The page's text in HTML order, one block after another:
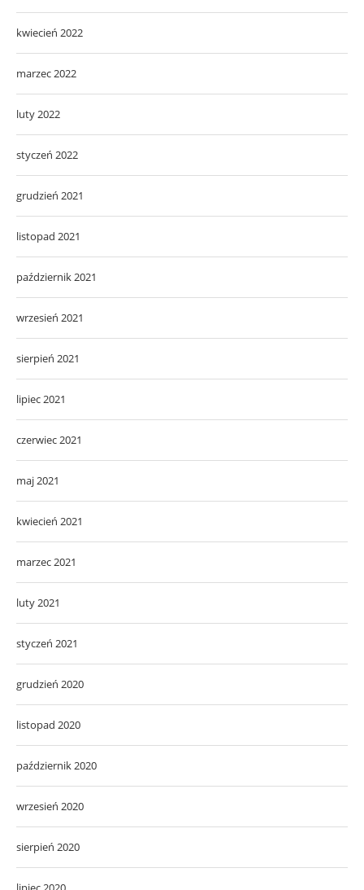
kwiecień 2022
marzec 2022
luty 2022
styczeń 2022
grudzień 2021
listopad 2021
październik 2021
wrzesień 2021
sierpień 2021
lipiec 2021
czerwiec 2021
maj 2021
kwiecień 2021
marzec 2021
luty 2021
styczeń 2021
grudzień 2020
listopad 2020
październik 2020
wrzesień 2020
sierpień 2020